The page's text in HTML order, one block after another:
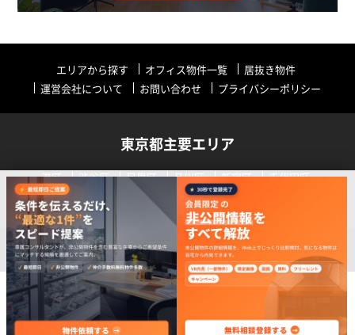
リストに追加
最大10件 詳細情報・内覧希望はこちら
エリアから探す オフィス物件一覧
居抜き物件
運営会社について
お問い合わせ プライバシーポリシー
東京都主要エリア
港区 渋谷区 目黒区 品川区 新宿区
千代田区
世田谷区 中野区
Copyright (C) Tokyo Work Place 2019 All Rights Reserved.